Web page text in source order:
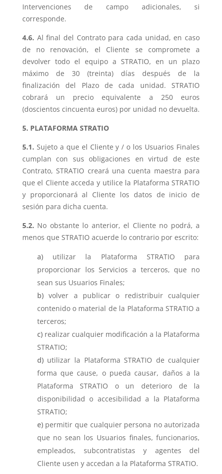
Intervenciones de campo adicionales, si
corresponde.
4.6. Al final del Contrato para cada unidad, en caso
de no renovación, el Cliente se compromete a
devolver todo el equipo a STRATIO, en un plazo
máximo de 30 (treinta) días después de la
finalización del Plazo de cada unidad. STRATIO
cobrará un precio equivalente a 250 euros
(doscientos cincuenta euros) por unidad no devuelta.
5. PLATAFORMA STRATIO
5.1. Sujeto a que el Cliente y / o los Usuarios Finales
cumplan con sus obligaciones en virtud de este
Contrato, STRATIO creará una cuenta maestra para
que el Cliente acceda y utilice la Plataforma STRATIO
y proporcionará al Cliente los datos de inicio de
sesión para dicha cuenta.
5.2. No obstante lo anterior, el Cliente no podrá, a
menos que STRATIO acuerde lo contrario por escrito:
utilizar la Plataforma STRATIO para
proporcionar los Servicios a terceros, que no
sean sus Usuarios Finales;
volver a publicar o redistribuir cualquier
contenido o material de la Plataforma STRATIO a
terceros;
realizar cualquier modificación a la Plataforma
STRATIO;
utilizar la Plataforma STRATIO de cualquier
forma que cause, o pueda causar, daños a la
Plataforma STRATIO o un deterioro de la
disponibilidad o accesibilidad a la Plataforma
STRATIO;
permitir que cualquier persona no autorizada
que no sean los Usuarios finales, funcionarios,
empleados, subcontratistas y agentes del
Cliente usen y accedan a la Plataforma STRATIO.